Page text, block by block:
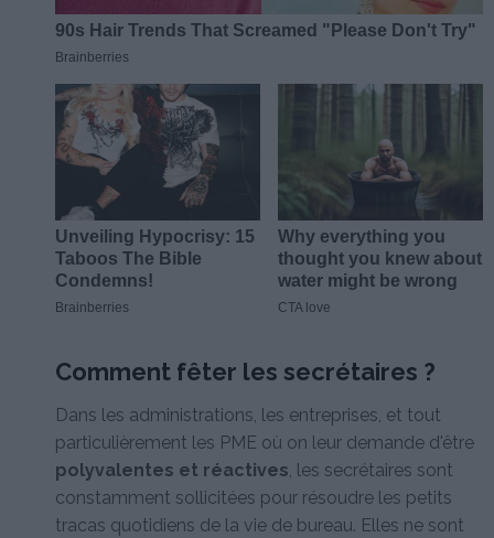
Comment fêter les secrétaires ?
Dans les administrations, les entreprises, et tout
particulièrement les PME où on leur demande d'être
polyvalentes et réactives, les secrétaires sont
constamment sollicitées pour résoudre les petits
tracas quotidiens de la vie de bureau. Elles ne sont